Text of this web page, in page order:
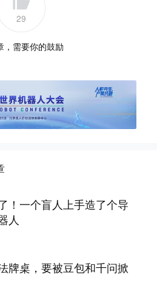
29
，需要你的鼓励
！一个盲人上手造了个导
人
牌桌，要被豆包和千问掀